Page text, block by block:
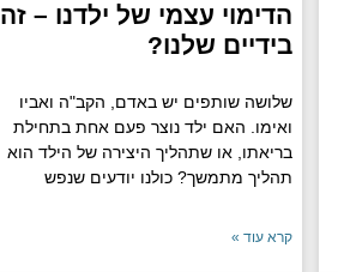
הדימוי עצמי של ילדנו – זה
בידיים שלנו?
שלושה שותפים יש באדם, הקב"ה ואביו
ואימו. האם ילד נוצר פעם אחת בתחילת
בריאתו, או שתהליך היצירה של הילד הוא
תהליך מתמשך? כולנו יודעים שנפש
קרא עוד »